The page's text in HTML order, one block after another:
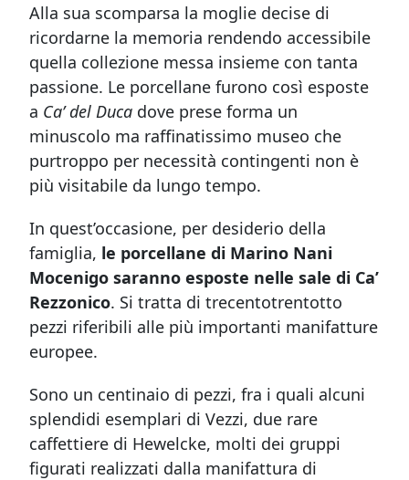
Alla sua scomparsa la moglie decise di
ricordarne la memoria rendendo accessibile
quella collezione messa insieme con tanta
passione. Le porcellane furono così esposte
a Ca’ del Duca dove prese forma un
minuscolo ma raffinatissimo museo che
purtroppo per necessità contingenti non è
più visitabile da lungo tempo.
In quest’occasione, per desiderio della
famiglia, le porcellane di Marino Nani
Mocenigo saranno esposte nelle sale di Ca’
Rezzonico. Si tratta di trecentotrentotto
pezzi riferibili alle più importanti manifatture
europee.
Sono un centinaio di pezzi, fra i quali alcuni
splendidi esemplari di Vezzi, due rare
caffettiere di Hewelcke, molti dei gruppi
figurati realizzati dalla manifattura di